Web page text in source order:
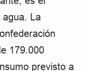
La
179.000
previsto a